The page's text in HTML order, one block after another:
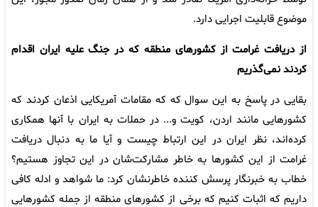
موضوع قابلیت اجرایی دارد.
از دریافت غرامت از کشورهای منطقه که در جنگ علیه ایران اقدام
کردند نمی‌گذریم
بقایی در پاسخ به این سوال که که مقامات آمریکایی اذعان کردند که
کشورهایی مانند اردن، کویت و... در حملات به ایران با آنها همکاری
کرده‌اند، نظر ایران در این ارتباط چیست و آیا ما به دنبال دریافت
غرامت از این کشورها به خاطر مشارکت‌شان در این تجاوز هستیم؟
خطاب به خبرنگار پرسش کننده خاطرنشان کرد: ما شواهد و ادله کافی
داریم که اثبات کنیم که برخی از کشورهای منطقه از جمله کشورهایی